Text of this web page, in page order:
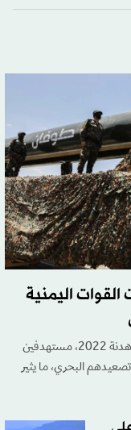
اليمنية
شن الحوثيون أوسع هجوم بالصواريخ والمسيرات منذ هدنة 2022، مستهدفين
البحري، ما يثير